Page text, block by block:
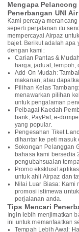
Mengapa
Penerbangan UNI Air
Kami percaya
seperti perjalanan itu
mempercayai Airpaz
bajet. Berikut adalah apa
dengan kami:
Carian Pantas &
harga, jadual,
Add-On Mudah:
makanan, atau
Pilihan Kelas
menawarkan pilihan
untuk pengalaman
Pelbagai Kaedah
bank, PayPal, e-
yang popular.
Pengesahan Tiket
dihantar ke peti
Sokongan Pelanggan
bahasa kami bersedia
pengubahsuaian
Promo eksklusif
untuk ahli Airpaz dan
Nilai Luar Biasa: Kami
promosi istimewa
perjalanan anda.
Tips Mencari
Ingin lebih menjimatkan
ini untuk memanfaatkan
Tempah Lebih Awal: